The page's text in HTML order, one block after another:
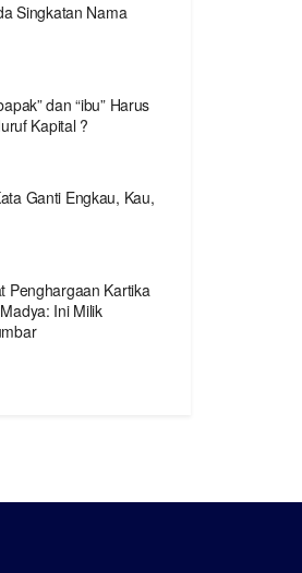
Singkatan Nama
dan “ibu” Harus
Kapital ?
Ganti Engkau, Kau,
Penghargaan Kartika
Ini Milik